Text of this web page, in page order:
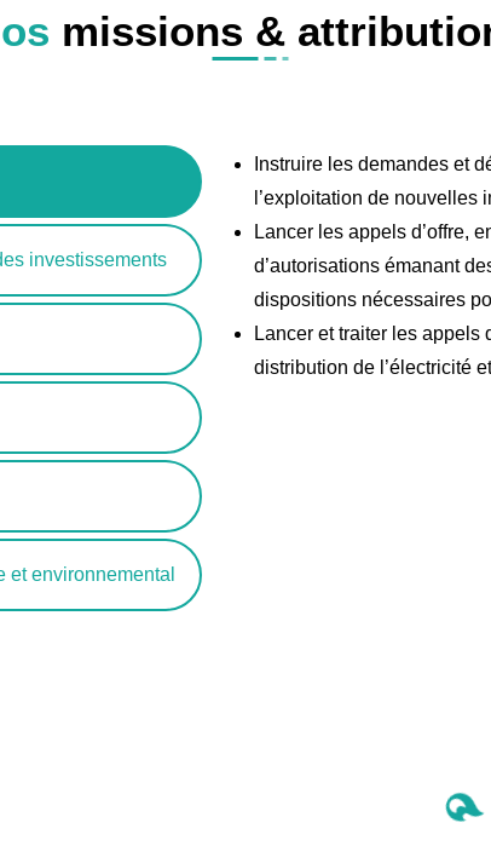
missions &
investissements
et environnemental
Instruire les demandes et
l’exploitation de nouvelles
Lancer les appels d’offre,
d’autorisations émanant
dispositions nécessaires
Lancer et traiter les appels
distribution de l’électricité